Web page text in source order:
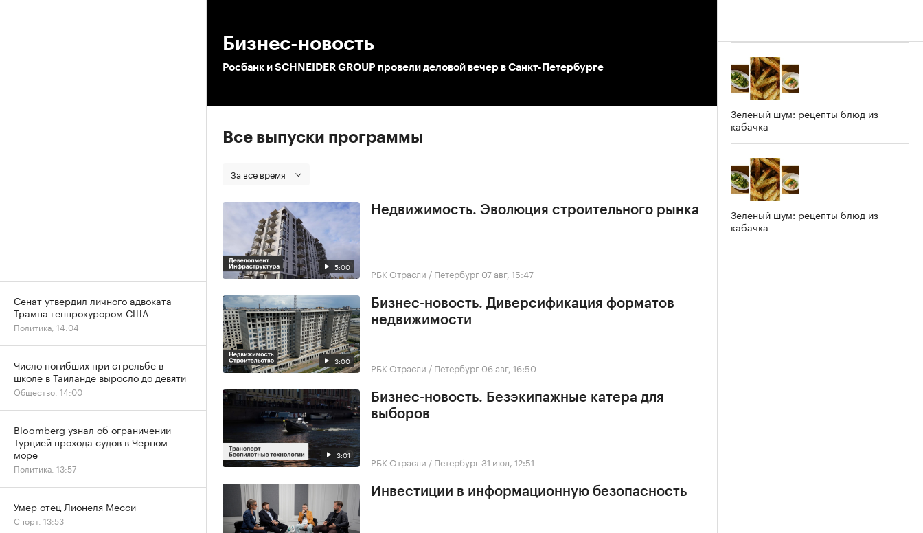
Бизнес-новость
Росбанк и SCHNEIDER GROUP провели деловой вечер в Санкт-Петербурге
Все выпуски программы
За все время
5:00
Недвижимость. Эволюция строительного рынка
РБК Отрасли / Петербург 07 авг, 15:47
3:00
Бизнес-новость. Диверсификация форматов
недвижимости
РБК Отрасли / Петербург 06 авг, 16:50
3:01
Бизнес-новость. Безэкипажные катера для
выборов
РБК Отрасли / Петербург31 июл, 12:51
Инвестиции в информационную безопасность
Зеленый шум: рецепты блюд из
кабачка
Зеленый шум: рецепты блюд из
кабачка
Сенат утвердил личного адвоката
Трампа генпрокурором США
Политика, 14:04
Число погибших при стрельбе в
школе в Таиланде выросло до девяти
Общество, 14:00
Bloomberg узнал об ограничении
Турцией прохода судов в Черном
море
Политика, 13:57
Умер отец Лионеля Месси
Спорт, 13:53